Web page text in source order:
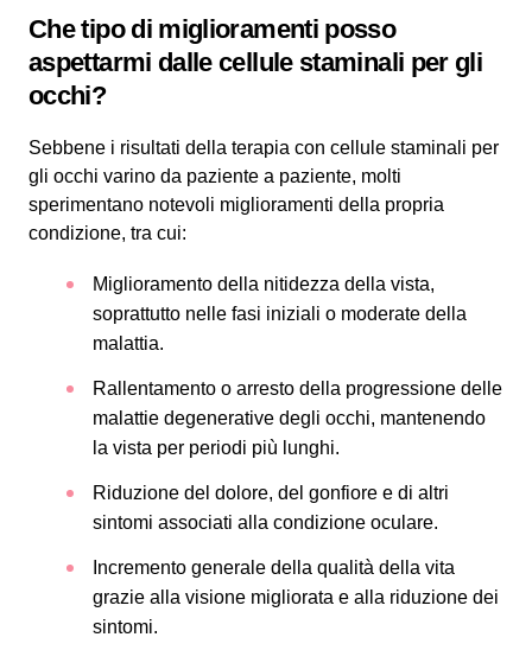
Che tipo di miglioramenti posso
aspettarmi dallecellule staminali per gli
occhi?
Sebbene i risultati della terapia con cellule staminali per
gli occhi varino da paziente a paziente, molti
sperimentano notevoli miglioramenti della propria
condizione, tra cui:
Miglioramento della nitidezza della vista,
soprattutto nelle fasi iniziali o moderate della
malattia.
Rallentamento o arresto della progressione delle
malattie degenerative degli occhi, mantenendo
la vista per periodi più lunghi.
Riduzione del dolore, del gonfiore e di altri
sintomi associati alla condizione oculare.
Incremento generale della qualità della vita
grazie alla visione migliorata e alla riduzione dei
sintomi.